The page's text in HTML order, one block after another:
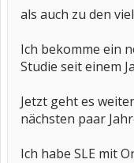
als auch zu den
Ich bekomme ein
Studie seit einem
Jetzt geht es
nächsten paar
Ich habe SLE mit